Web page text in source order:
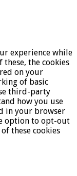
experience while
the cookies
on your
of basic
third-party
how you use
in your browser
option to opt-out
these cookies